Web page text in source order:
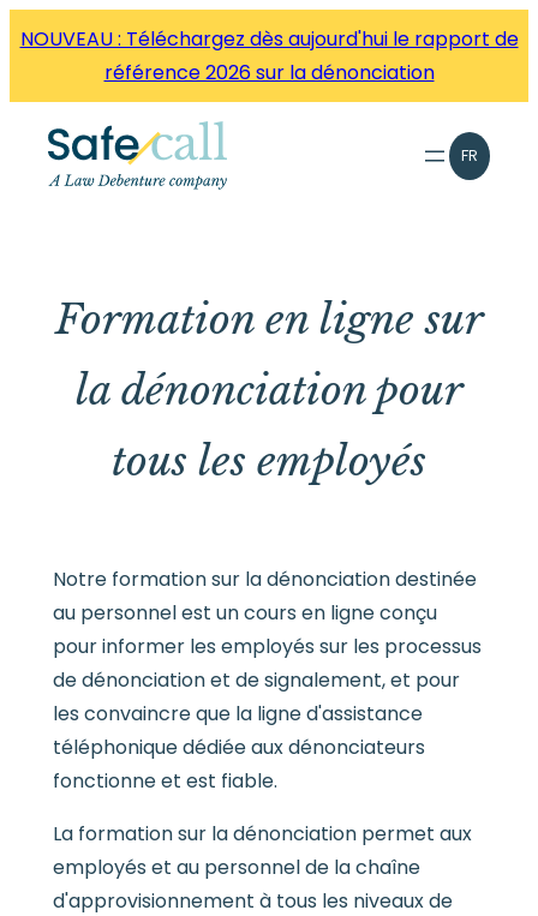
directement
contenu
NOUVEAU : Téléchargez dès aujourd'hui le rapport de
référence 2026 sur la dénonciation
FR
Formation en ligne sur
la dénonciation pour
tous les employés
Notre formation sur la dénonciation destinée
au personnel est un cours en ligne conçu
pour informer les employés sur les processus
de dénonciation et de signalement, et pour
les convaincre que la ligne d'assistance
téléphonique dédiée aux dénonciateurs
fonctionne et est fiable.
La formation sur la dénonciation permet aux
employés et au personnel de la chaîne
d'approvisionnement à tous les niveaux de